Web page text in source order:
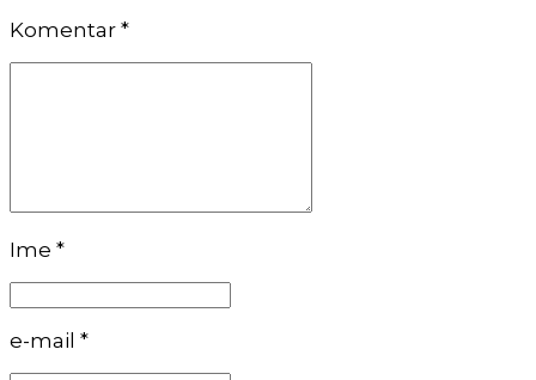
Komentar *
Ime *
e-mail *